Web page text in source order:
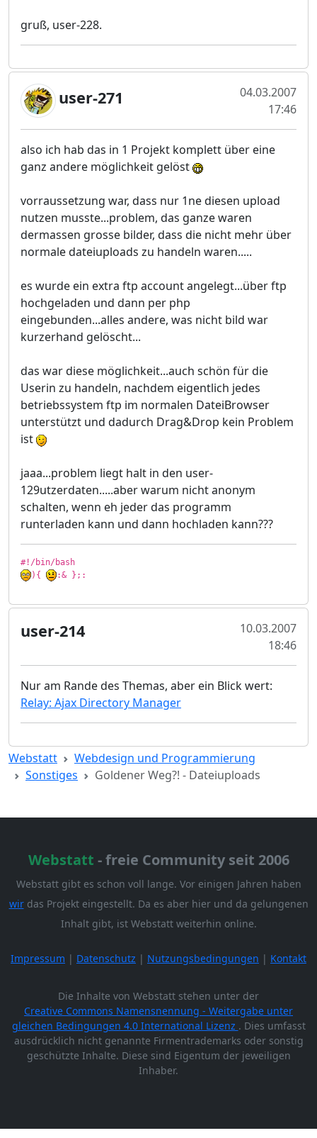
gruß, user-228.
user-271
04.03.2007
17:46
also ich hab das in 1 Projekt komplett über eine
ganz andere möglichkeit gelöst
vorraussetzung war, dass nur 1ne diesen upload
nutzen musste...problem, das ganze waren
dermassen grosse bilder, dass die nicht mehr über
normale dateiuploads zu handeln waren.....
es wurde ein extra ftp account angelegt...über ftp
hochgeladen und dann per php
eingebunden...alles andere, was nicht bild war
kurzerhand gelöscht...
das war diese möglichkeit...auch schön für die
Userin zu handeln, nachdem eigentlich jedes
betriebssystem ftp im normalen DateiBrowser
unterstützt und dadurch Drag&Drop kein Problem
ist
jaaa...problem liegt halt in den user-
129utzerdaten.....aber warum nicht anonym
schalten, wenn eh jeder das programm
runterladen kann und dann hochladen kann???
){
:& };:
user-214
10.03.2007
18:46
Nur am Rande des Themas, aber ein Blick wert:
Relay: Ajax Directory Manager
Webstatt
Webdesign und Programmierung
Sonstiges
Goldener Weg?! - Dateiuploads
Webstatt - freie Community seit 2006
Webstatt gibt es schon voll lange. Vor einigen Jahren haben
wirdas Projekt eingestellt. Da es aber hier und da gelungenen
Inhalt gibt, ist Webstatt weiterhin online.
Impressum | Datenschutz | Nutzungsbedingungen | Kontakt
Die Inhalte von Webstatt stehen unter der
Creative Commons Namensnennung - Weitergabe unter
gleichen Bedingungen 4.0 International Lizenz . Dies umfasst
ausdrücklich nicht genannte Firmentrademarks oder sonstig
geschützte Inhalte. Diese sind Eigentum der jeweiligen
Inhaber.